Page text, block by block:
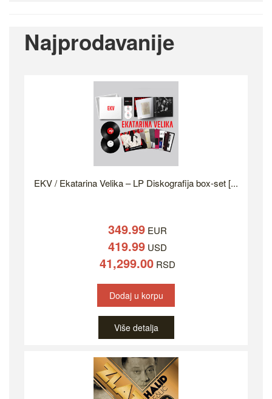
Najprodavanije
EKV / Ekatarina Velika – LP Diskografija box-set [...
349.99 EUR
419.99 USD
41,299.00 RSD
Dodaj u korpu
Više detalja